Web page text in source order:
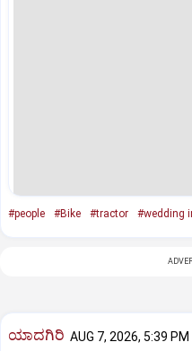
#people #Bike #tractor #wedding
ಯಾದಗಿರಿ AUG 7, 2026, 5:39 PM